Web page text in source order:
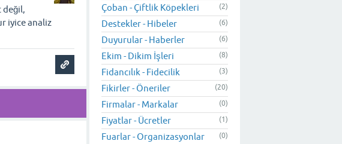
değil,
iyice analiz
Çoban - Çiftlik Köpekleri (2)
Destekler - Hibeler (6)
Duyurular - Haberler (6)
Ekim - Dikim İşleri (8)
Fidancılık - Fidecilik (3)
Fikirler - Öneriler (20)
Firmalar - Markalar (0)
Fiyatlar - Ücretler (1)
Fuarlar - Organizasyonlar (0)